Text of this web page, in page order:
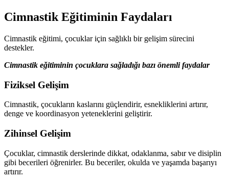
Cimnastik Eğitiminin Faydaları
Cimnastik eğitimi, çocuklar için sağlıklı bir gelişim sürecini
destekler.
Cimnastik eğitiminin çocuklara sağladığı bazı önemli faydalar
Fiziksel Gelişim
Cimnastik, çocukların kaslarını güçlendirir, esnekliklerini artırır,
denge ve koordinasyon yeteneklerini geliştirir.
Zihinsel Gelişim
Çocuklar, cimnastik derslerinde dikkat, odaklanma, sabır ve disiplin
gibi becerileri öğrenirler. Bu beceriler, okulda ve yaşamda başarıyı
artırır.